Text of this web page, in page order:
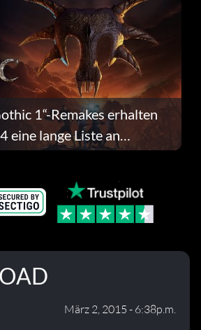
1“-Remakes erhalten
eine lange Liste an
März 2, 2015 - 6:38p.m.